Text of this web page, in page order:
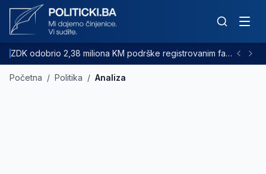
ZDK odobrio 2,38 miliona KM podrške registrovanim farmama goveda
Početna / Politika / Analiza